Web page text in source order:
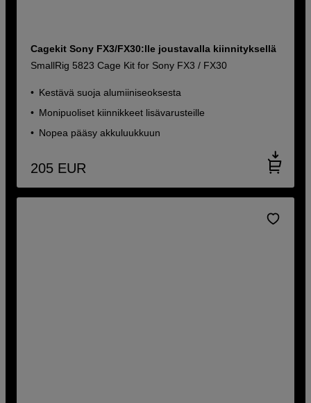
Cagekit Sony FX3/FX30:lle joustavalla kiinnityksellä
SmallRig 5823 Cage Kit for Sony FX3 / FX30
Kestävä suoja alumiiniseoksesta
Monipuoliset kiinnikkeet lisävarusteille
Nopea pääsy akkuluukkuun
205 EUR